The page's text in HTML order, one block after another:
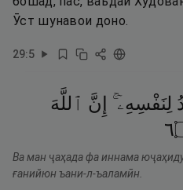
Ӯст шунавои доно.
29:5
لِنَفْسِهِۦٓ ۚ إِنَّ ٱللَّهَ
٦
Ва ман ҷаҳада фа иннама
ғанийюн ъани-л-ъаламӣн.